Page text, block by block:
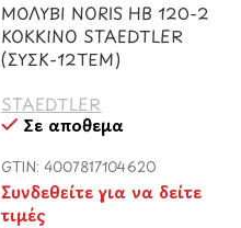
ΜΟΛΥΒΙ NORIS HB 120-2
ΚΟΚΚΙΝΟ STAEDTLER
(ΣΥΣΚ-12ΤΕΜ)
STAEDTLER
Σε απόθεμα
GTIN: 4007817104620
Συνδεθείτε για να δείτε
τιμές